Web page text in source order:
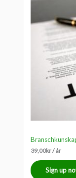
39,00kr/ år
Sign up